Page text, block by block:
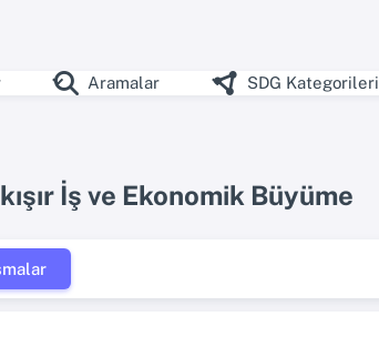
Aramalar SDG Kategorileri
İş ve Ekonomik Büyüme